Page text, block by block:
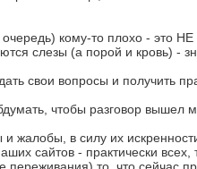
кому-то плохо - это НЕ
слезы (а порой и кровь) -
свои вопросы и получить
чтобы разговор вышел
жалобы, в силу их
сайтов - практически всех,